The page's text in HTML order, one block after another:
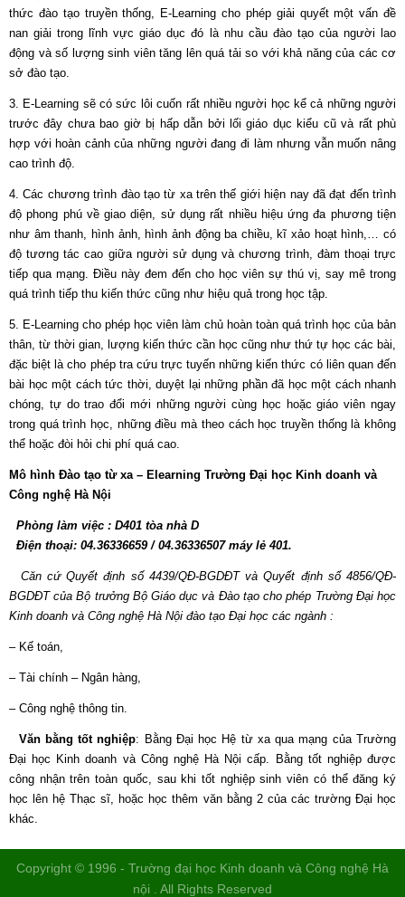
thức đào tạo truyền thống, E-Learning cho phép giải quyết một vấn đề
nan giải trong lĩnh vực giáo dục đó là nhu cầu đào tạo của người lao
động và số lượng sinh viên tăng lên quá tải so với khả năng của các cơ
sở đào tạo.
3. E-Learning sẽ có sức lôi cuốn rất nhiều người học kể cả những người
trước đây chưa bao giờ bị hấp dẫn bởi lối giáo dục kiểu cũ và rất phù
hợp với hoàn cảnh của những người đang đi làm nhưng vẫn muốn nâng
cao trình độ.
4. Các chương trình đào tạo từ xa trên thế giới hiện nay đã đạt đến trình
độ phong phú về giao diện, sử dụng rất nhiều hiệu ứng đa phương tiện
như âm thanh, hình ảnh, hình ảnh động ba chiều, kĩ xảo hoạt hình,… có
độ tương tác cao giữa người sử dụng và chương trình, đàm thoại trực
tiếp qua mạng. Điều này đem đến cho học viên sự thú vị, say mê trong
quá trình tiếp thu kiến thức cũng như hiệu quả trong học tập.
5. E-Learning cho phép học viên làm chủ hoàn toàn quá trình học của bản
thân, từ thời gian, lượng kiến thức cần học cũng như thứ tự học các bài,
đặc biệt là cho phép tra cứu trực tuyến những kiến thức có liên quan đến
bài học một cách tức thời, duyệt lại những phần đã học một cách nhanh
chóng, tự do trao đổi mới những người cùng học hoặc giáo viên ngay
trong quá trình học, những điều mà theo cách học truyền thống là không
thể hoặc đòi hỏi chi phí quá cao.
Mô hình Đào tạo từ xa – Elearning Trường Đại học Kinh doanh và
Công nghệ Hà Nội
Phòng làm việc : D401 tòa nhà D
Điện thoại: 04.36336659 / 04.36336507 máy lẻ 401.
Căn cứ Quyết định số 4439/QĐ-BGDĐT và Quyết định số 4856/QĐ-
BGDĐT của Bộ trưởng Bộ Giáo dục và Đào tạo cho phép Trường Đại học
Kinh doanh và Công nghệ Hà Nội đào tạo Đại học các ngành :
– Kế toán,
– Tài chính – Ngân hàng,
– Công nghệ thông tin.
Văn bằng tốt nghiệp: Bằng Đại học Hệ từ xa qua mạng của Trường
Đại học Kinh doanh và Công nghệ Hà Nội cấp. Bằng tốt nghiệp được
công nhận trên toàn quốc, sau khi tốt nghiệp sinh viên có thể đăng ký
học lên hệ Thạc sĩ, hoặc học thêm văn bằng 2 của các trường Đại học
khác.
Copyright © 1996 - Trường đại học Kinh doanh và Công nghệ Hà
nội . All Rights Reserved